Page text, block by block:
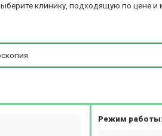
клинику, подходящую по цене
Режим работы: